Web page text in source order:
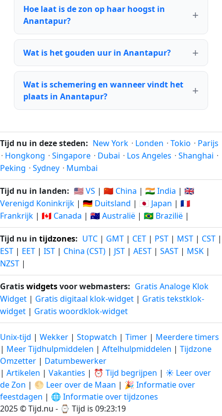
Hoe laat is de zon op haar hoogst in
Anantapur?
Wat is het gouden uur in Anantapur?
Wat is schemering en wanneer vindt het
plaats in Anantapur?
Tijd nu in deze steden: New York · Londen · Tokio · Parijs
· Hongkong · Singapore · Dubai · Los Angeles · Shanghai ·
Peking · Sydney · Mumbai
Tijd nu in landen: 🇺🇸 VS | 🇨🇳 China | 🇮🇳 India | 🇬🇧
Verenigd Koninkrijk | 🇩🇪 Duitsland | 🇯🇵 Japan | 🇫🇷
Frankrijk | 🇨🇦 Canada | 🇦🇺 Australië | 🇧🇷 Brazilië |
Tijd nu in tijdzones: UTC | GMT | CET | PST | MST | CST |
EST | EET | IST | China (CST) | JST | AEST | SAST | MSK |
NZST |
Gratiswidgetsvoor webmasters: Gratis Analoge Klok
Widget | Gratis digitaal klok-widget | Gratis tekstklok-
widget | Gratis woordklok-widget
Unix-tijd | Wekker | Stopwatch | Timer | Meerdere timers
| Meer Tijdhulpmiddelen | Aftelhulpmiddelen | Tijdzone
Omzetter | Datumbewerker
| Artikelen | Vakanties | ⏰ Tijd begrijpen | ☀️ Leer over
de Zon | 🌕 Leer over de Maan | 🎉 Informatie over
feestdagen | 🌐 Informatie over tijdzones
2025 © Tijd.nu - ⌚ Tijd is 09:23:20